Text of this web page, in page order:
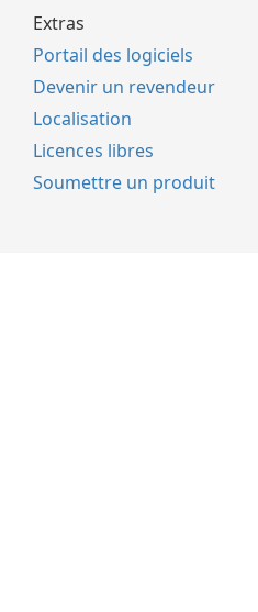
Extras
Portail des logiciels
Devenir un revendeur
Localisation
Licences libres
Soumettre un produit